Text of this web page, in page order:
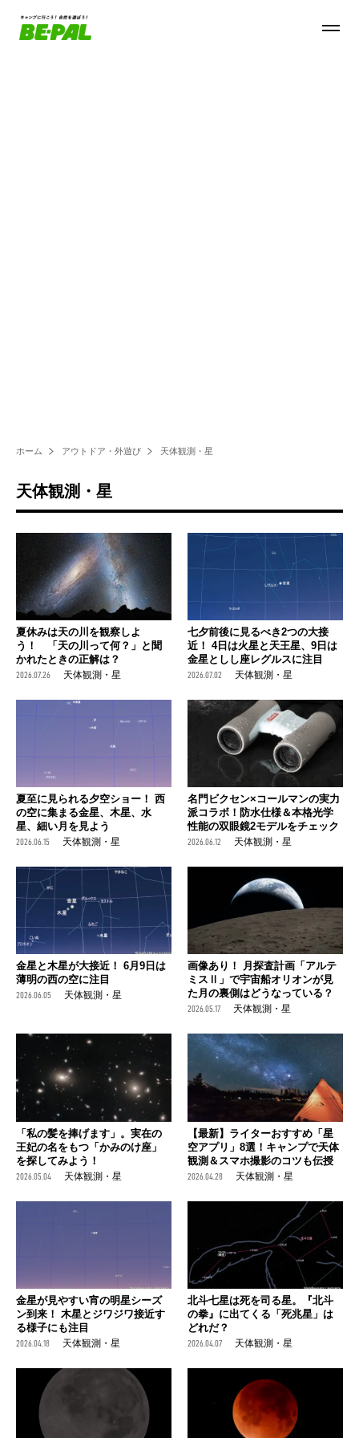
ホーム アウトドア・外遊び 天体観測・星
天体観測・星
夏休みは天の川を観察しよ
う！ 「天の川って何？」と聞
かれたときの正解は？
2026.07.26 天体観測・星
七夕前後に見るべき2つの大接
近！ 4日は火星と天王星、9日は
金星としし座レグルスに注目
2026.07.02 天体観測・星
夏至に見られる夕空ショー！ 西
の空に集まる金星、木星、水
星、細い月を見よう
2026.06.15 天体観測・星
名門ビクセン×コールマンの実力
派コラボ！防水仕様＆本格光学
性能の双眼鏡2モデルをチェック
2026.06.12 天体観測・星
金星と木星が大接近！ 6月9日は
薄明の西の空に注目
2026.06.05 天体観測・星
画像あり！ 月探査計画「アルテ
ミスⅡ」で宇宙船オリオンが見
た月の裏側はどうなっている？
2026.05.17 天体観測・星
「私の髪を捧げます」。実在の
王妃の名をもつ「かみのけ座」
を探してみよう！
2026.05.04 天体観測・星
【最新】ライターおすすめ「星
空アプリ」8選！キャンプで天体
観測＆スマホ撮影のコツも伝授
2026.04.28 天体観測・星
金星が見やすい宵の明星シーズ
ン到来！ 木星とジワジワ接近す
る様子にも注目
2026.04.18 天体観測・星
北斗七星は死を司る星。『北斗
の拳』に出てくる「死兆星」は
どれだ？
2026.04.07 天体観測・星